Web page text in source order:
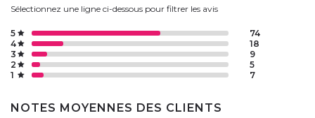
Sélectionnez une ligne ci-dessous pour filtrer les avis
1 7
2 5
3 9
4 18
5 74
NOTES MOYENNES DES CLIENTS